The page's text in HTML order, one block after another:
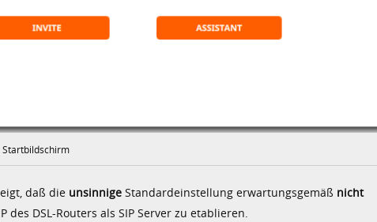
Startbildschirm
daß die unsinnige Standardeinstellung erwartungsgemäß nicht
DSL-Routers als SIP Server zu etablieren.